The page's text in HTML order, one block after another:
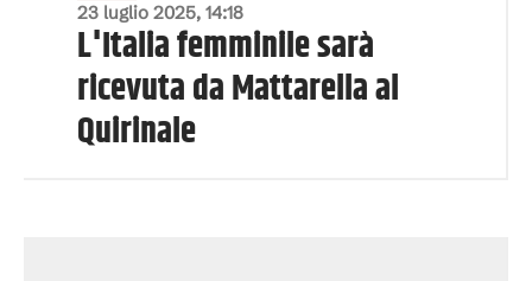
23 luglio 2025, 14:18
L'Italia femminile sarà
ricevuta da Mattarella al
Quirinale